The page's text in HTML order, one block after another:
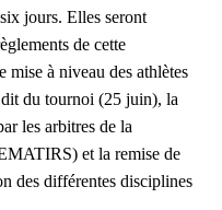
jours. Elles seront
de cette
à niveau des athlètes
du tournoi (25 juin), la
les arbitres de la
et la remise de
des différentes disciplines